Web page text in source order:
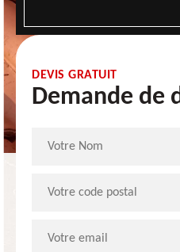
DEVIS GRATUIT
Demande de